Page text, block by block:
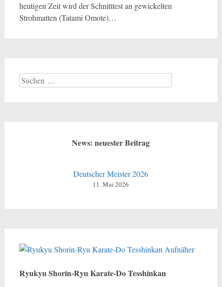
heutigen Zeit wird der Schnitttest an gewickelten
Strohmatten (Tatami Omote)…
Suchen
nach:
News: neuester Beitrag
Deutscher Meister 2026
11. Mai 2026
Ryukyu Shorin-Ryu Karate-Do Tesshinkan